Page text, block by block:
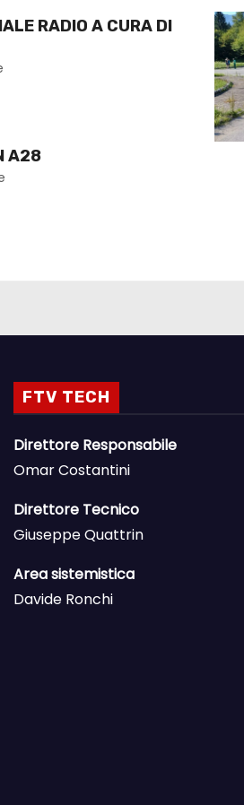
RADIO A CURA DI
A28
FTV TECH
Direttore Responsabile
Omar Costantini
Direttore Tecnico
Giuseppe Quattrin
Area sistemistica
Davide Ronchi